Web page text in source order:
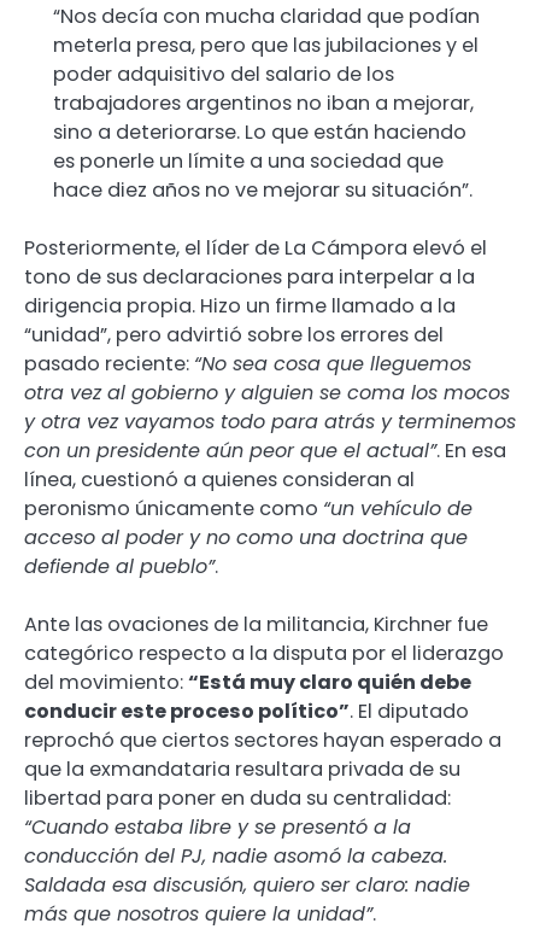
“Nos decía con mucha claridad que podían
meterla presa, pero que las jubilaciones y el
poder adquisitivo del salario de los
trabajadores argentinos no iban a mejorar,
sino a deteriorarse. Lo que están haciendo
es ponerle un límite a una sociedad que
hace diez años no ve mejorar su situación”.
Posteriormente, el líder de La Cámpora elevó el
tono de sus declaraciones para interpelar a la
dirigencia propia. Hizo un firme llamado a la
“unidad”, pero advirtió sobre los errores del
pasado reciente: “No sea cosa que lleguemos
otra vez al gobierno y alguien se coma los mocos
y otra vez vayamos todo para atrás y terminemos
con un presidente aún peor que el actual”. En esa
línea, cuestionó a quienes consideran al
peronismo únicamente como “un vehículo de
acceso al poder y no como una doctrina que
defiende al pueblo”.
Ante las ovaciones de la militancia, Kirchner fue
categórico respecto a la disputa por el liderazgo
del movimiento:“Está muy claro quién debe
conducir este proceso político”. El diputado
reprochó que ciertos sectores hayan esperado a
que la exmandataria resultara privada de su
libertad para poner en duda su centralidad:
“Cuando estaba libre y se presentó a la
conducción del PJ, nadie asomó la cabeza.
Saldada esa discusión, quiero ser claro: nadie
más que nosotros quiere la unidad”.